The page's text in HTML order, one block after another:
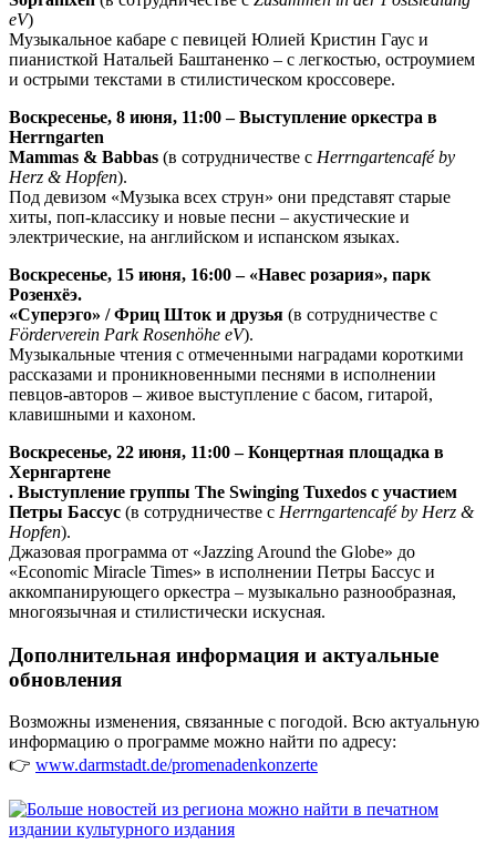
eV)
Музыкальное кабаре с певицей Юлией Кристин Гаус и
пианисткой Натальей Баштаненко – с легкостью, остроумием
и острыми текстами в стилистическом кроссовере.
Воскресенье, 8 июня, 11:00 – Выступление оркестра в
Herrngarten
Mammas & Babbas (в сотрудничестве с Herrngartencafé by
Herz & Hopfen).
Под девизом «Музыка всех струн» они представят старые
хиты, поп-классику и новые песни – акустические и
электрические, на английском и испанском языках.
Воскресенье, 15 июня, 16:00 – «Навес розария», парк
Розенхёэ.
«Суперэго» / Фриц Шток и друзья (в сотрудничестве с
Förderverein Park Rosenhöhe eV).
Музыкальные чтения с отмеченными наградами короткими
рассказами и проникновенными песнями в исполнении
певцов-авторов – живое выступление с басом, гитарой,
клавишными и кахоном.
Воскресенье, 22 июня, 11:00 – Концертная площадка в
Хернгартене
. Выступление группы The Swinging Tuxedos с участием
Петры Бассус (в сотрудничестве с Herrngartencafé by Herz &
Hopfen).
Джазовая программа от «Jazzing Around the Globe» до
«Economic Miracle Times» в исполнении Петры Бассус и
аккомпанирующего оркестра – музыкально разнообразная,
многоязычная и стилистически искусная.
Дополнительная информация и актуальные
обновления
Возможны изменения, связанные с погодой. Всю актуальную
информацию о программе можно найти по адресу:
👉 www.darmstadt.de/promenadenkonzerte